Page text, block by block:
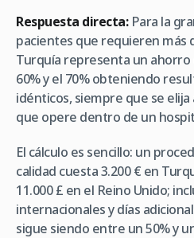
Respuesta directa:Para la
pacientes que requieren más
Turquía representa un
60% y el 70% obteniendo
idénticos, siempre que se
que opere dentro de un
El cálculo es sencillo: un
calidad cuesta 3.200 € en
11.000 £ en el Reino Unido;
internacionales y días
sigue siendo entre un 50% y